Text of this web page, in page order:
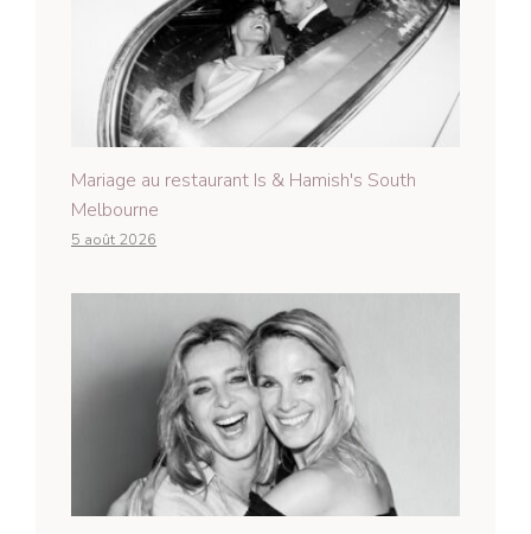
Mariage au restaurant Is & Hamish's South
Melbourne
5 août 2026